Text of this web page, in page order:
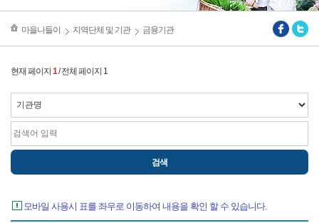
마을나들이 지역단체 및 기관 금융기관
현재 페이지 1/ 전체 페이지 1
모바일 사용시 표를 좌우로 이동하여 내용을 확인 할 수 있습니다.